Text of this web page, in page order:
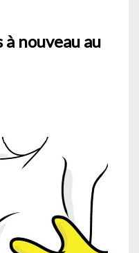
nouveau au